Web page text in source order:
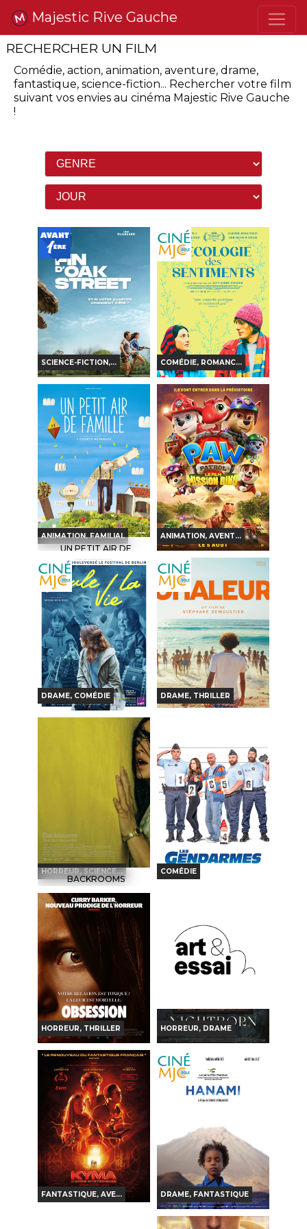
Majestic Rive Gauche
RECHERCHER UN FILM
Comédie, action, animation, aventure, drame,
fantastique, science-fiction... Rechercher votre film
suivant vos envies au cinéma Majestic Rive Gauche
!
SCIENCE-FICTION,...
LA FIN D'OAK STREET
Horaires et Infos
Bande-annonce
Réservation
AVERT. TOUT PUBLIC VF
COMÉDIE, ROMANC...
L'ÉCOLOGIE DES
SENTIMENTS
Horaires et Infos
Bande-annonce
Réservation
TOUT PUBLIC VF
ANIMATION, FAMILIAL
UN PETIT AIR DE
FAMILLE
Horaires et Infos
Bande-annonce
Réservation
TOUT PUBLIC VF
ANIMATION, AVENT...
LA PAT' PATROUILLE :
LE FILM MISSION DINO
Horaires et Infos
Bande-annonce
Réservation
TOUT PUBLIC
VF
DRAME, COMÉDIE
Bande-annonce
Réservation
TOUT PUBLIC VO
DRAME, THRILLER
Horaires et Infos
Bande-annonce
Réservation
TOUT PUBLIC VF
HORREUR, SCIENCE...
BACKROOMS
Horaires et Infos
Bande-annonce
Réservation
INT. -12ans VF
COMÉDIE
Horaires et Infos
Bande-annonce
Réservation
TOUT PUBLIC VF
HORREUR, THRILLER
OBSESSION
Horaires et Infos
Bande-annonce
Réservation
INT. -16ans
HORREUR, DRAME
NIGHTBORN
Horaires et Infos
Réservation
INT -12ans avec AVERT.
FANTASTIQUE, AVE... DRAME, FANTASTIQUE
HANAMI